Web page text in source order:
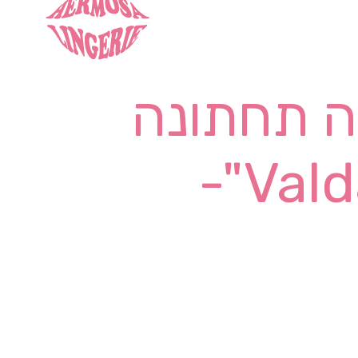
תחתונה
דגם "Valdano"-